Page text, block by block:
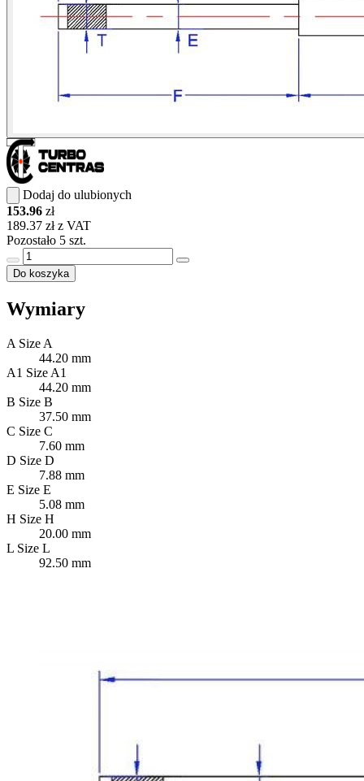
Dodaj do ulubionych
153.96 zł
189.37 zł z VAT
Pozostało 5 szt.
Do koszyka
Wymiary
A Size A
44.20 mm
A1 Size A1
44.20 mm
B Size B
37.50 mm
C Size C
7.60 mm
D Size D
7.88 mm
E Size E
5.08 mm
H Size H
20.00 mm
L Size L
92.50 mm